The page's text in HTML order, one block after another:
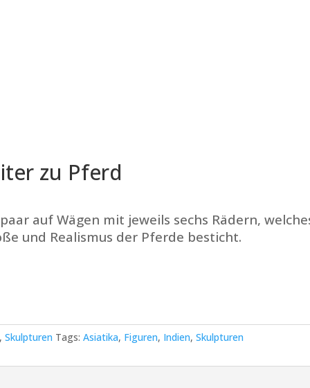
zu Pferd
auf Wägen mit jeweils sechs Rädern,
und Realismus der Pferde besticht.
,Skulpturen Tags:Asiatika, Figuren, Indien,Skulpturen